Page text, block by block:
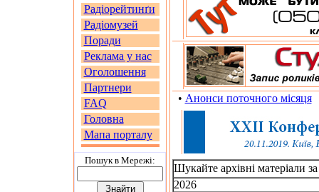
Радіорейтинґи
Радіомузей
Поради
Реклама у нас
Оголошення
Партнери
FAQ
Головна
Мапа порталу
Пошук в Мережi:
• Анонси поточного місяця
Шукайте архівні матеріали
2026